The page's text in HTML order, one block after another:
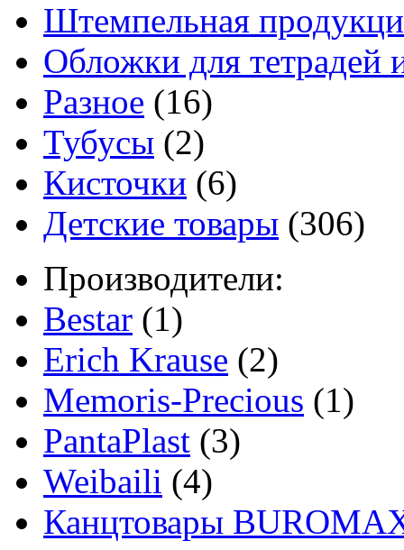
Штемпельная
Обложки для тетрадей
Разное (16)
Тубусы (2)
Кисточки (6)
Детские товары (306)
Производители:
Bestar (1)
Erich Krause (2)
Memoris-Precious (1)
PantaPlast (3)
Weibaili (4)
Канцтовары